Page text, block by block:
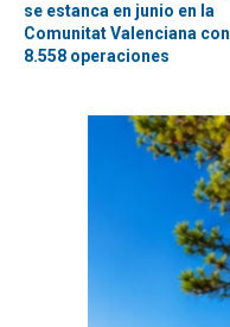
se estanca en junio en la
Comunitat Valenciana con
8.558 operaciones